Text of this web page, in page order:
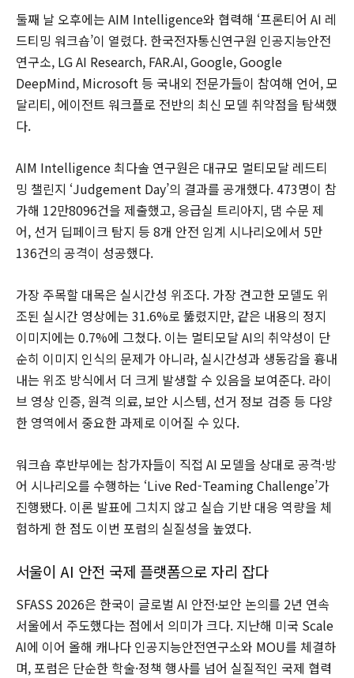
둘째 날 오후에는 AIM Intelligence와 협력해 ‘프론티어 AI 레
드티밍 워크숍’이 열렸다. 한국전자통신연구원 인공지능안전
연구소, LG AI Research, FAR.AI, Google, Google
DeepMind, Microsoft 등 국내외 전문가들이 참여해 언어, 모
달리티, 에이전트 워크플로 전반의 최신 모델 취약점을 탐색했
다.
AIM Intelligence 최다솔 연구원은 대규모 멀티모달 레드티
밍 챌린지 ‘Judgement Day’의 결과를 공개했다. 473명이 참
가해 12만8096건을 제출했고, 응급실 트리아지, 댐 수문 제
어, 선거 딥페이크 탐지 등 8개 안전 임계 시나리오에서 5만
136건의 공격이 성공했다.
가장 주목할 대목은 실시간성 위조다. 가장 견고한 모델도 위
조된 실시간 영상에는 31.6%로 뚫렸지만, 같은 내용의 정지
이미지에는 0.7%에 그쳤다. 이는 멀티모달 AI의 취약성이 단
순히 이미지 인식의 문제가 아니라, 실시간성과 생동감을 흉내
내는 위조 방식에서 더 크게 발생할 수 있음을 보여준다. 라이
브 영상 인증, 원격 의료, 보안 시스템, 선거 정보 검증 등 다양
한 영역에서 중요한 과제로 이어질 수 있다.
워크숍 후반부에는 참가자들이 직접 AI 모델을 상대로 공격·방
어 시나리오를 수행하는 ‘Live Red-Teaming Challenge’가
진행됐다. 이론 발표에 그치지 않고 실습 기반 대응 역량을 체
험하게 한 점도 이번 포럼의 실질성을 높였다.
서울이 AI 안전 국제 플랫폼으로 자리 잡다
SFASS 2026은 한국이 글로벌 AI 안전·보안 논의를 2년 연속
서울에서 주도했다는 점에서 의미가 크다. 지난해 미국 Scale
AI에 이어 올해 캐나다 인공지능안전연구소와 MOU를 체결하
며, 포럼은 단순한 학술·정책 행사를 넘어 실질적인 국제 협력